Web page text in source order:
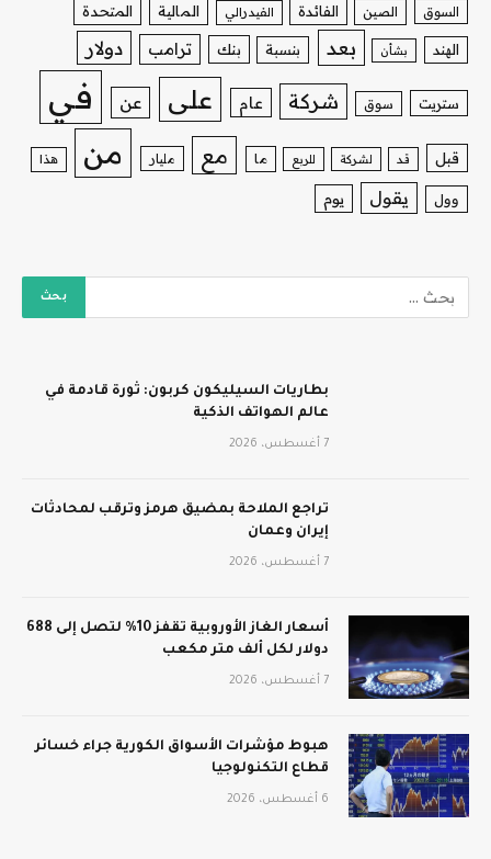
السوق الصين الفائدة الفيدرالي المالية المتحدة
الهند بشأن بعد بنسبة بنك ترامب دولار
ستريت سوق شركة عام على عن في
قبل قد لشركة للربع ما مع مليار من هذا
وول يقول يوم
بطاريات السيليكون كربون: ثورة قادمة في
عالم الهواتف الذكية
7 أغسطس، 2026
تراجع الملاحة بمضيق هرمز وترقب لمحادثات
إيران وعمان
7 أغسطس، 2026
أسعار الغاز الأوروبية تقفز 10% لتصل إلى 688
دولار لكل ألف متر مكعب
7 أغسطس، 2026
هبوط مؤشرات الأسواق الكورية جراء خسائر
قطاع التكنولوجيا
6 أغسطس، 2026